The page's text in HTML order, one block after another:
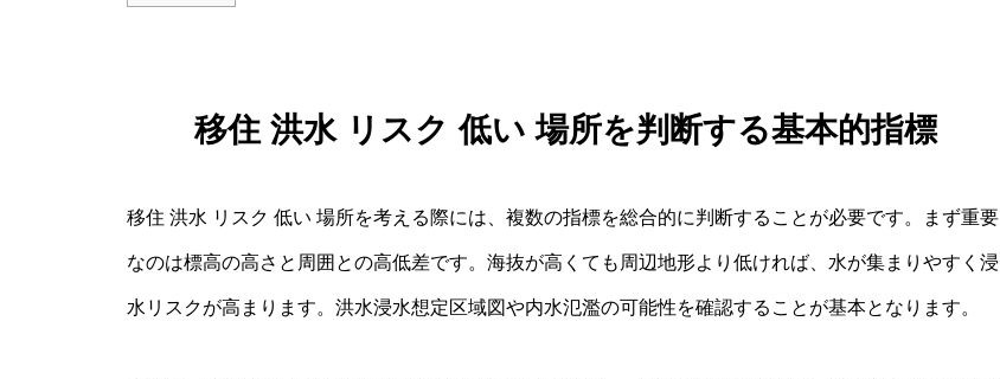
移住 洪水 リスク 低い 場所を判断する基本的指標
移住 洪水 リスク 低い 場所を考える際には、複数の指標を総合的に判断することが必要です。まず重要
なのは標高の高さと周囲との高低差です。海抜が高くても周辺地形より低ければ、水が集まりやすく浸
水リスクが高まります。洪水浸水想定区域図や内水氾濫の可能性を確認することが基本となります。